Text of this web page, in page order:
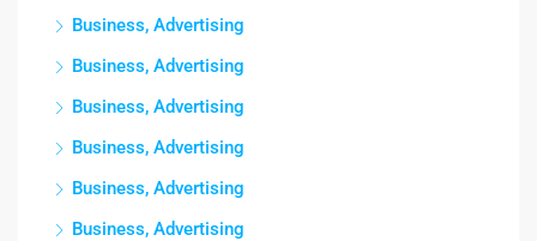
Business, Advertising
Business, Advertising
Business, Advertising
Business, Advertising
Business, Advertising
Business, Advertising